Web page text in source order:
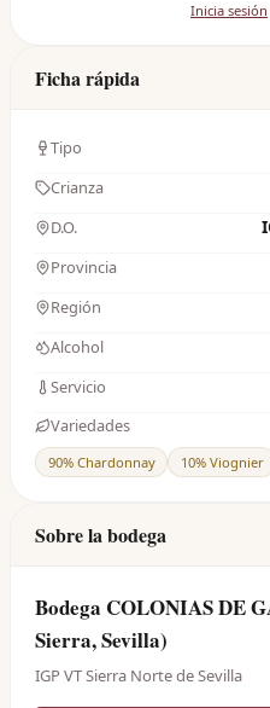
Inicia sesión
Ficha rápida
Tipo
Crianza
D.O.
Provincia
Región
Alcohol
Servicio
Variedades
90% Chardonnay 10% Viognier
Sobre la bodega
Bodega COLONIAS DE
Sierra, Sevilla)
IGP VT Sierra Norte de Sevilla